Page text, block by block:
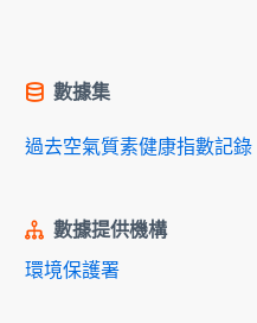
數據集
過去空氣質素健康指數記錄
數據提供機構
環境保護署